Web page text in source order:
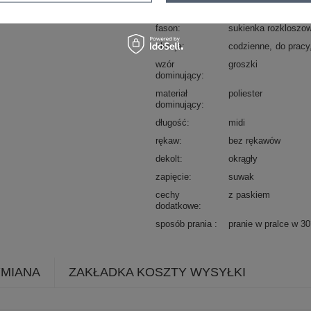
fason
sukienka
okazja
codzienne do pracy
wzór
dominujący
groszki
materiał
dominujący
poliester
długość
midi
rękaw
bez rękawów
dekolt
okrągły
zapięcie
suwak
cechy
dodatkowe
z paskiem
sposób prania pranie w pralce w
ZAKŁADKA KOSZTY WYSYŁKI